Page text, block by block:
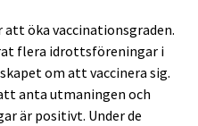
att öka vaccinationsgraden.
flera idrottsföreningar i
om att vaccinera sig.
anta utmaningen och
är positivt. Under de